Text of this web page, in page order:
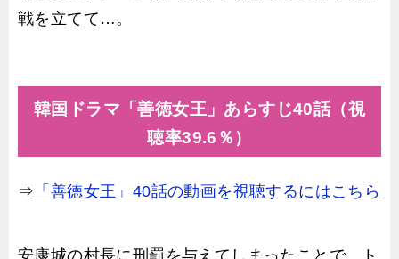
戦を立てて…。
韓国ドラマ「善徳女王」あらすじ40話（視
聴率39.6％）
⇒ 「善徳女王」40話の動画を視聴するにはこちら
安康城の村長に刑罰を与えてしまったことで、ト